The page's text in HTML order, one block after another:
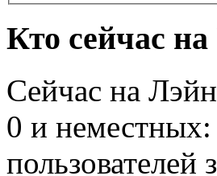
Кто сейчас
Сейчас на Лэйн
0 и неместных:
пользователей